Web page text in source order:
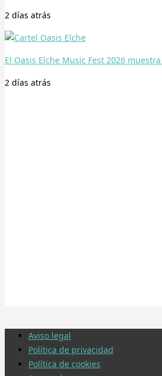
2 días atrás
El Oasis Elche Music Fest 2026
2 días atrás
Aviso legal
Política de privacidad
Política de cookies